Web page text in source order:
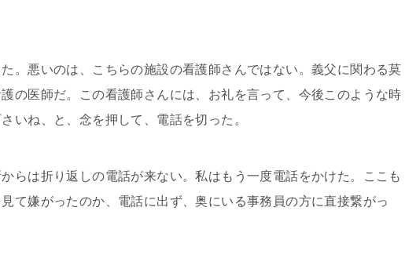
。悪いのは、こちらの施設の看護師さんではない。義父に関わる莫
の医師だ。この看護師さんには、お礼を言って、今後このような時
いね、と、念を押して、電話を切った。
らは折り返しの電話が来ない。私はもう一度電話をかけた。ここも
て嫌がったのか、電話に出ず、奥にいる事務員の方に直接繋がっ